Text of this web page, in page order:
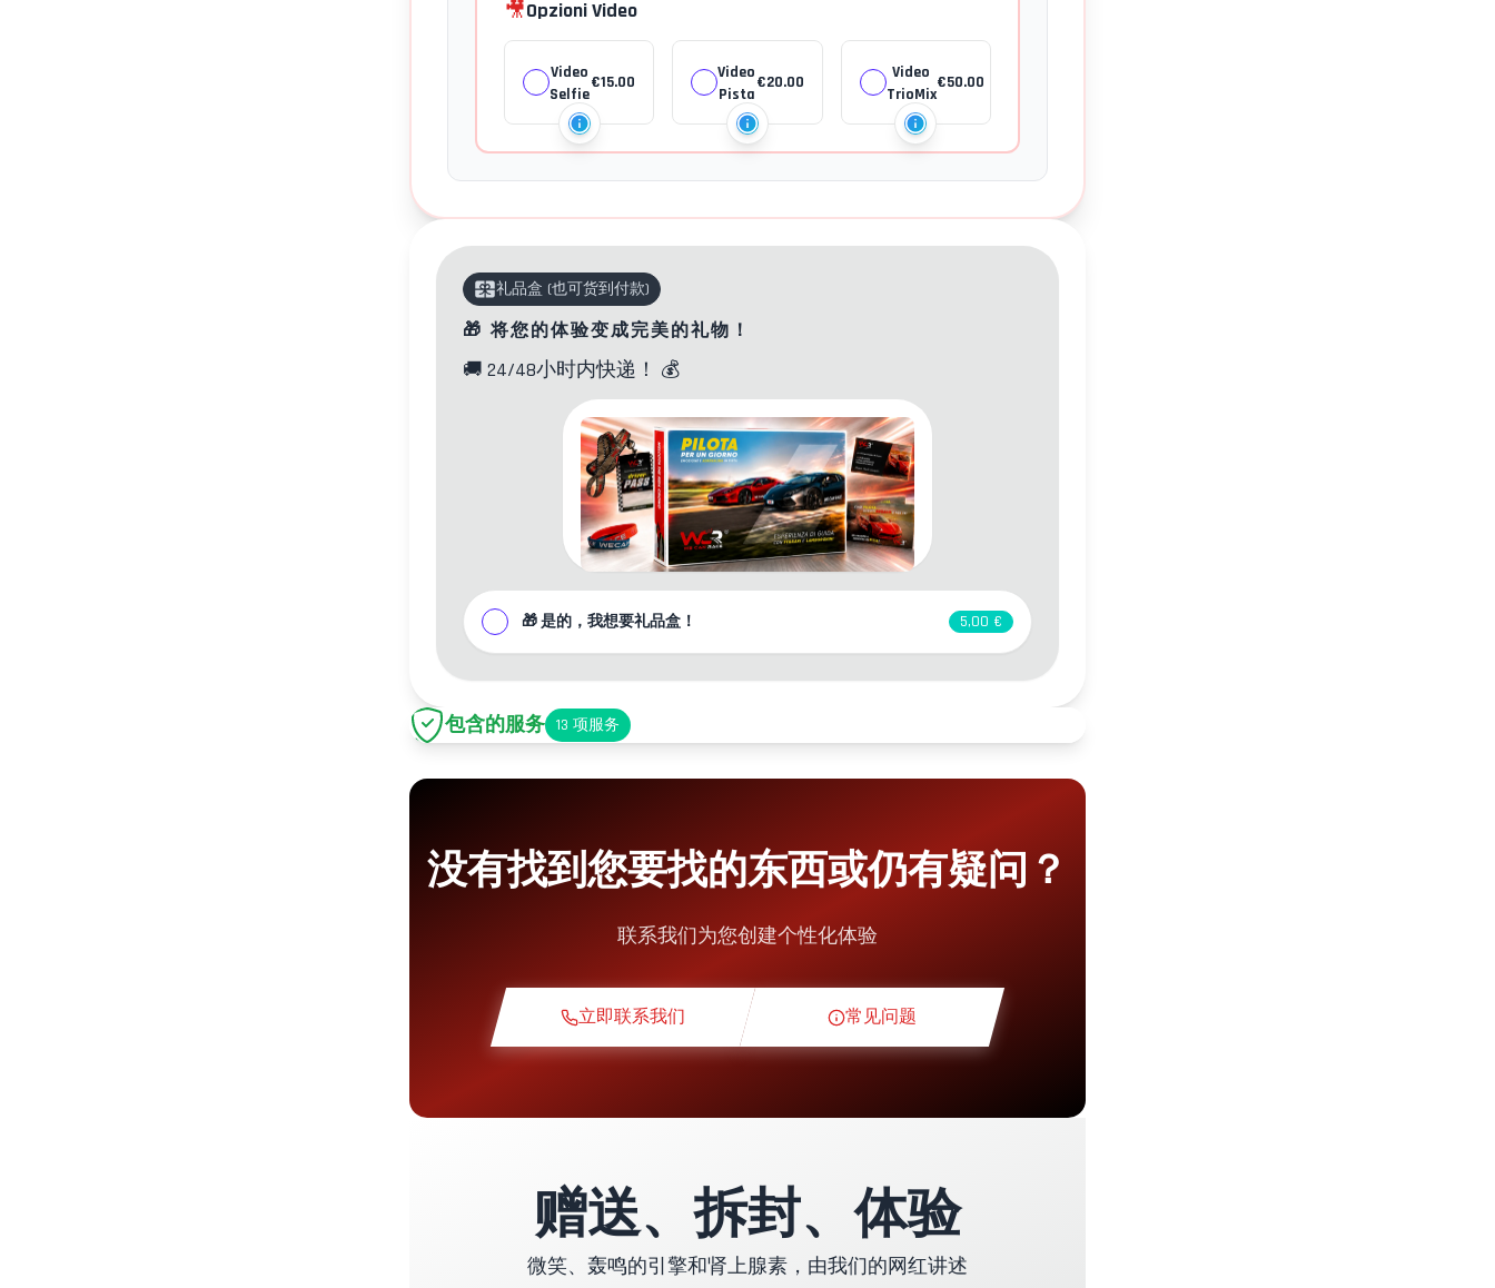
🎥Opzioni Video
Video
Selfie
€15.00
Video
Pista
€20.00
Video
TrioMix
€50.00
礼品盒 (也可货到付款)
🎁将您的体验变成完美的礼物！
🚚 24/48小时内快递！ 💰
🎁是的，我想要礼品盒！ 5,00 €
包含的服务 13 项服务
停车 +2.00€
Pit-Lane通道 +5.00€
理论课程 +30.00€
教练飞行员
没有找到您要找的东西或仍有疑问？
联系我们为您创建个性化体验
立即联系我们 常见问题
赠送、拆封、体验
微笑、轰鸣的引擎和肾上腺素，由我们的网红讲述